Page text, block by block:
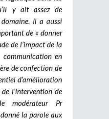
y ait assez de
Il a aussi
de « donner
de l’impact de la
en
de confection de
d’amélioration
l’intervention de
modérateur Pr
la parole aux